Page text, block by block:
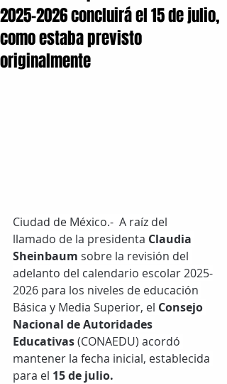
2025-2026 concluirá el 15 de julio,
como estaba previsto
originalmente
Ciudad de México.-  A raíz del
llamado de la presidenta Claudia
Sheinbaum sobre la revisión del
adelanto del calendario escolar 2025-
2026 para los niveles de educación
Básica y Media Superior, el Consejo
Nacional de Autoridades
Educativas (CONAEDU) acordó
mantener la fecha inicial, establecida
para el 15 de julio.